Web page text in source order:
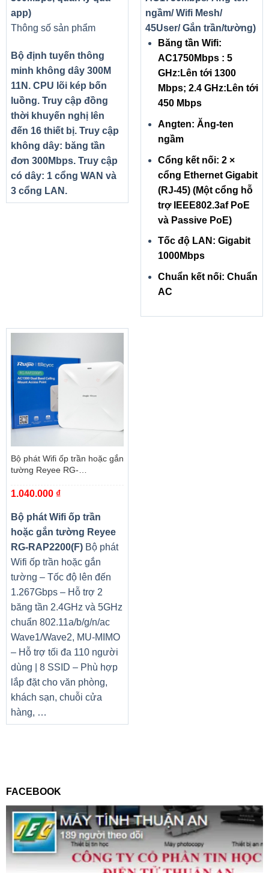
app)
Thông số sản phẩm
Bộ định tuyến thông
minh không dây 300M
11N. CPU lõi kép bốn
luồng. Truy cập đồng
thời khuyến nghị lên
đến 16 thiết bị. Truy cập
không dây: băng tần
đơn 300Mbps. Truy cập
có dây: 1 cổng WAN và
3 cổng LAN.
ngầm/ Wifi Mesh/
45User/ Gắn trần/tường)
Băng tần Wifi:
AC1750Mbps : 5
GHz:Lên tới 1300
Mbps; 2.4 GHz:Lên tới
450 Mbps
Angten: Ăng-ten
ngầm
Cổng kết nối: 2 ×
cổng Ethernet Gigabit
(RJ-45) (Một cổng hỗ
trợ IEEE802.3af PoE
và Passive PoE)
Tốc độ LAN: Gigabit
1000Mbps
Chuẩn kết nối: Chuẩn
AC
Bộ phát Wifi ốp trần hoặc gắn
tường Reyee RG-
1.040.000 ₫
Bộ phát Wifi ốp trần
hoặc gắn tường Reyee
RG-RAP2200(F)Bộ phát
Wifi ốp trần hoặc gắn
tường – Tốc độ lên đến
1.267Gbps – Hỗ trợ 2
băng tần 2.4GHz và 5GHz
chuẩn 802.11a/b/g/n/ac
Wave1/Wave2, MU-MIMO
– Hỗ trợ tối đa 110 người
dùng | 8 SSID – Phù hợp
lắp đặt cho văn phòng,
khách sạn, chuỗi cửa
hàng, …
FACEBOOK